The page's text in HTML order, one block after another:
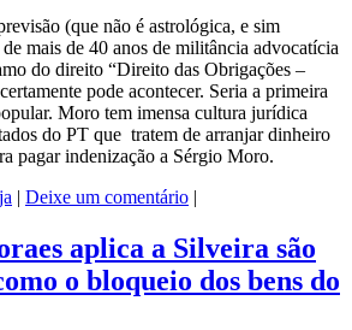
(que não é astrológica, e sim
mais de 40 anos de militância advocatícia
do direito “Direito das Obrigações –
pode acontecer. Seria a primeira
Moro tem imensa cultura jurídica
do PT que tratem de arranjar dinheiro
pagar indenização a Sérgio Moro.
| Deixe um comentário |
aplica a Silveira são
o bloqueio dos bens do